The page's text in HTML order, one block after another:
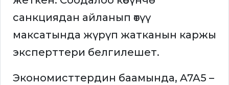
санкциядан айланып өтүү
максатында жүрүп жатканын каржы
эксперттери белгилешет.
Экономисттердин баамында, A7A5 –